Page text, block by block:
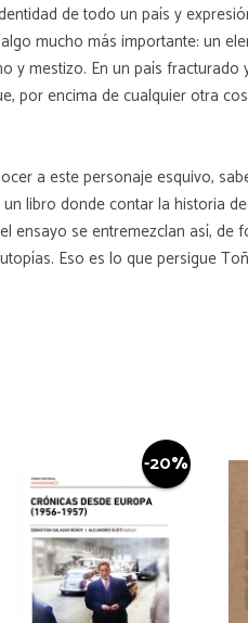
de todo un país y
mucho más importante: un
mestizo. En un país
encima de cualquier otra
a este personaje esquivo,
libro donde contar la historia
se entremezclan así, de
Eso es lo que persigue
-20%